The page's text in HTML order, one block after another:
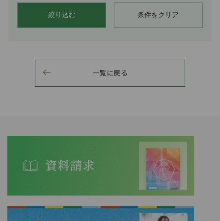
絞り込む 条件をクリア
一覧に戻る